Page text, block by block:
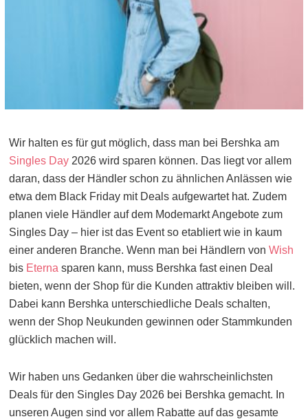
Wir halten es für gut möglich, dass man bei Bershka am
Singles Day 2026 wird sparen können. Das liegt vor allem
daran, dass der Händler schon zu ähnlichen Anlässen wie
etwa dem Black Friday mit Deals aufgewartet hat. Zudem
planen viele Händler auf dem Modemarkt Angebote zum
Singles Day – hier ist das Event so etabliert wie in kaum
einer anderen Branche. Wenn man bei Händlern von Wish
bis Eterna sparen kann, muss Bershka fast einen Deal
bieten, wenn der Shop für die Kunden attraktiv bleiben will.
Dabei kann Bershka unterschiedliche Deals schalten,
wenn der Shop Neukunden gewinnen oder Stammkunden
glücklich machen will.
Wir haben uns Gedanken über die wahrscheinlichsten
Deals für den Singles Day 2026 bei Bershka gemacht. In
unseren Augen sind vor allem Rabatte auf das gesamte